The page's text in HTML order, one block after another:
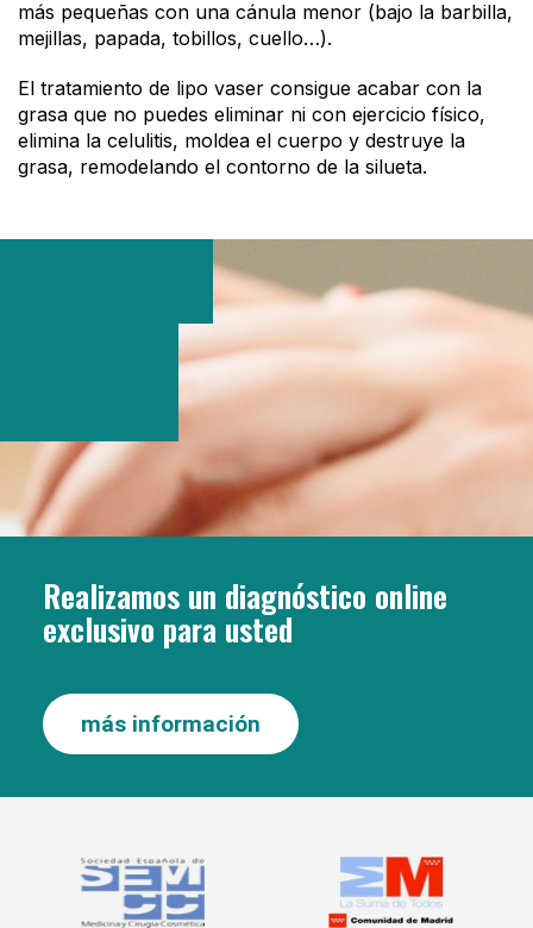
más pequeñas con una cánula menor (bajo la barbilla,
mejillas, papada, tobillos, cuello…).
El tratamiento de lipo vaser consigue acabar con la
grasa que no puedes eliminar ni con ejercicio físico,
elimina la celulitis, moldea el cuerpo y destruye la
grasa, remodelando el contorno de la silueta.
Realizamos un diagnóstico online
exclusivo para usted
más información